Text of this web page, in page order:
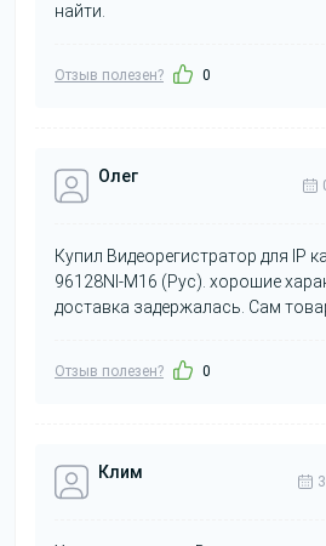
найти.
Отзыв полезен? 0
Олег
Купил Видеорегистратор для IP
96128NI-M16 (Рус). хорошие
доставка задержалась. Сам
Отзыв полезен? 0
Клим